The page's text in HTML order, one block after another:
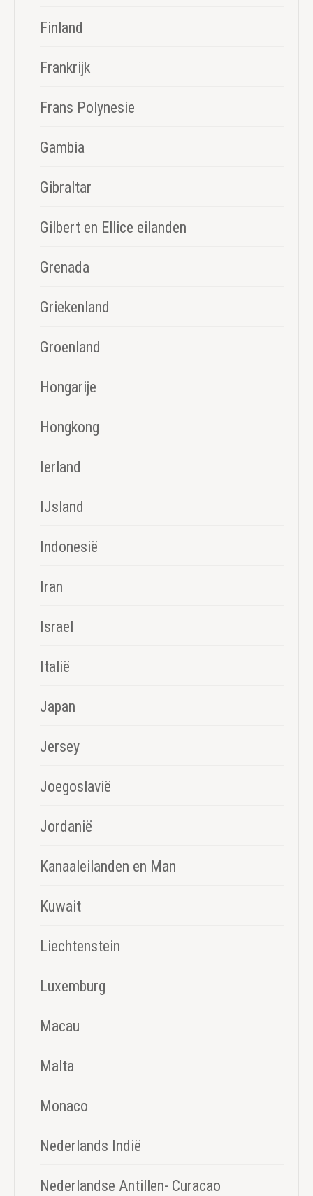
Finland
Frankrijk
Frans Polynesie
Gambia
Gibraltar
Gilbert en Ellice eilanden
Grenada
Griekenland
Groenland
Hongarije
Hongkong
Ierland
IJsland
Indonesië
Iran
Israel
Italië
Japan
Jersey
Joegoslavië
Jordanië
Kanaaleilanden en Man
Kuwait
Liechtenstein
Luxemburg
Macau
Malta
Monaco
Nederlands Indië
Nederlandse Antillen- Curacao